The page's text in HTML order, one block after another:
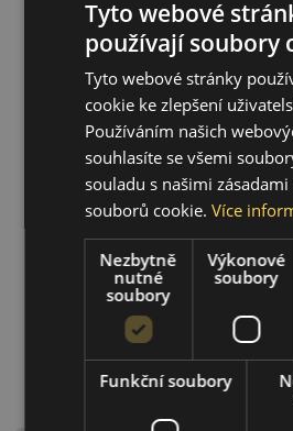
Tyto webové
používají soubory
Tyto webové stránky
cookie ke zlepšení
Používáním našich
souhlasíte se všemi
souladu s našimi
souborů cookie.Více
Nezbytně
nutné
soubory
Výkonové
soubory
Funkční soubory